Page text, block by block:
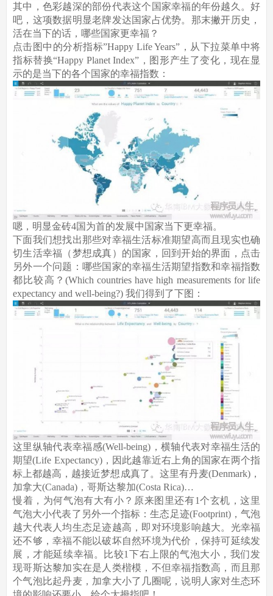
其中，色彩越深的部份代表这个国家幸福的年份越久。好
吧，这项数据明显老牌发达国家占优势。那末撇开历史，
活在当下的话，哪些国家更幸福？
点击图中的分析指标”Happy Life Years”，从下拉菜单中将
指标替换“Happy Planet Index”，图形产生了变化，现在显
示的是当下的各个国家的幸福指数：
嗯，明显金砖4国为首的发展中国家当下更幸福。
下面我们想找出那些对幸福生活标准期望高而且现实也确
切生活幸福（梦想成真）的国家，回到开始的界面，点击
另外一个问题：哪些国家的幸福生活期望指数和幸福指数
都比较高？(Which countries have high measurements for life
expectancy and well-being?) 我们得到了下图：
这里纵轴代表幸福感(Well-being)，横轴代表对幸福生活的
期望(Life Expectancy)，因此越靠近右上角的国家在两个指
标上都越高，越接近梦想成真了。这里有丹麦(Denmark)，
加拿大(Canada)，哥斯达黎加(Costa Rica)…
慢着，为何气泡有大有小？原来图里还有1个玄机，这里
气泡大小代表了另外一个指标：生态足迹(Footprint)，气泡
越大代表人均生态足迹越高，即对环境影响越大。光幸福
还不够，幸福不能以破坏自然环境为代价，保持可延续发
展，才能延续幸福。比较1下右上限的气泡大小，我们发
现哥斯达黎加实在是人类楷模，不但幸福指数高，而且那
个气泡比起丹麦，加拿大小了几圈呢，说明人家对生态环